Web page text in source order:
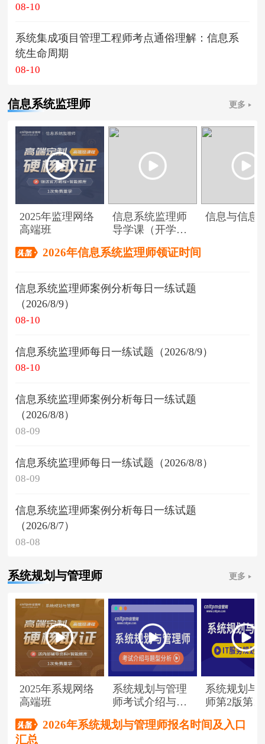
08-10
系统集成项目管理工程师考点通俗理解：信息系
统生命周期
08-10
信息系统监理师 更多
2025年监理网络
高端班
信息系统监理师
导学课（开学典
信息与信息
2026年信息系统监理师领证时间
信息系统监理师案例分析每日一练试题
（2026/8/9）
08-10
信息系统监理师每日一练试题（2026/8/9）
08-10
信息系统监理师案例分析每日一练试题
（2026/8/8）
08-09
信息系统监理师每日一练试题（2026/8/8）
08-09
信息系统监理师案例分析每日一练试题
（2026/8/7）
08-08
系统规划与管理师 更多
2025年系规网络
高端班
系统规划与管理
师考试介绍与题
系统规划与
师第2版第1
2026年系统规划与管理师报名时间及入口
汇总